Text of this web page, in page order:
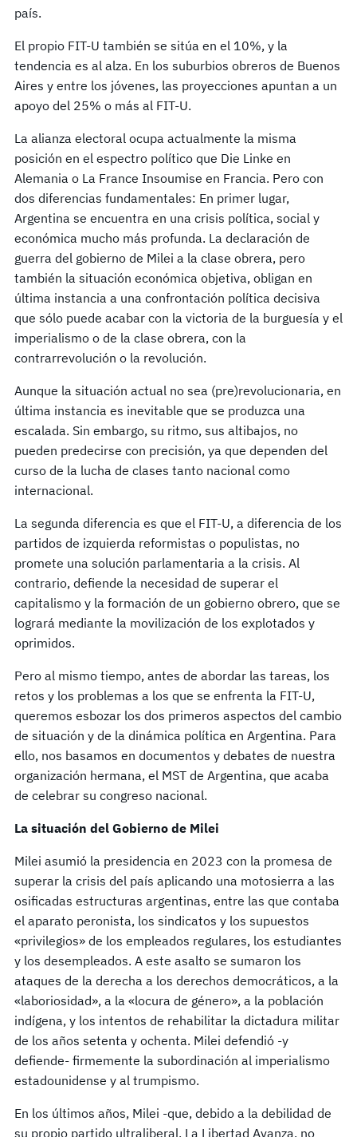
país.
El propio FIT-U también se sitúa en el 10%, y la
tendencia es al alza. En los suburbios obreros de Buenos
Aires y entre los jóvenes, las proyecciones apuntan a un
apoyo del 25% o más al FIT-U.
La alianza electoral ocupa actualmente la misma
posición en el espectro político que Die Linke en
Alemania o La France Insoumise en Francia. Pero con
dos diferencias fundamentales: En primer lugar,
Argentina se encuentra en una crisis política, social y
económica mucho más profunda. La declaración de
guerra del gobierno de Milei a la clase obrera, pero
también la situación económica objetiva, obligan en
última instancia a una confrontación política decisiva
que sólo puede acabar con la victoria de la burguesía y el
imperialismo o de la clase obrera, con la
contrarrevolución o la revolución.
Aunque la situación actual no sea (pre)revolucionaria, en
última instancia es inevitable que se produzca una
escalada. Sin embargo, su ritmo, sus altibajos, no
pueden predecirse con precisión, ya que dependen del
curso de la lucha de clases tanto nacional como
internacional.
La segunda diferencia es que el FIT-U, a diferencia de los
partidos de izquierda reformistas o populistas, no
promete una solución parlamentaria a la crisis. Al
contrario, defiende la necesidad de superar el
capitalismo y la formación de un gobierno obrero, que se
logrará mediante la movilización de los explotados y
oprimidos.
Pero al mismo tiempo, antes de abordar las tareas, los
retos y los problemas a los que se enfrenta la FIT-U,
queremos esbozar los dos primeros aspectos del cambio
de situación y de la dinámica política en Argentina. Para
ello, nos basamos en documentos y debates de nuestra
organización hermana, el MST de Argentina, que acaba
de celebrar su congreso nacional.
La situación del Gobierno de Milei
Milei asumió la presidencia en 2023 con la promesa de
superar la crisis del país aplicando una motosierra a las
osificadas estructuras argentinas, entre las que contaba
el aparato peronista, los sindicatos y los supuestos
«privilegios» de los empleados regulares, los estudiantes
y los desempleados. A este asalto se sumaron los
ataques de la derecha a los derechos democráticos, a la
«laboriosidad», a la «locura de género», a la población
indígena, y los intentos de rehabilitar la dictadura militar
de los años setenta y ochenta. Milei defendió -y
defiende- firmemente la subordinación al imperialismo
estadounidense y al trumpismo.
En los últimos años, Milei -que, debido a la debilidad de
su propio partido ultraliberal, La Libertad Avanza, no